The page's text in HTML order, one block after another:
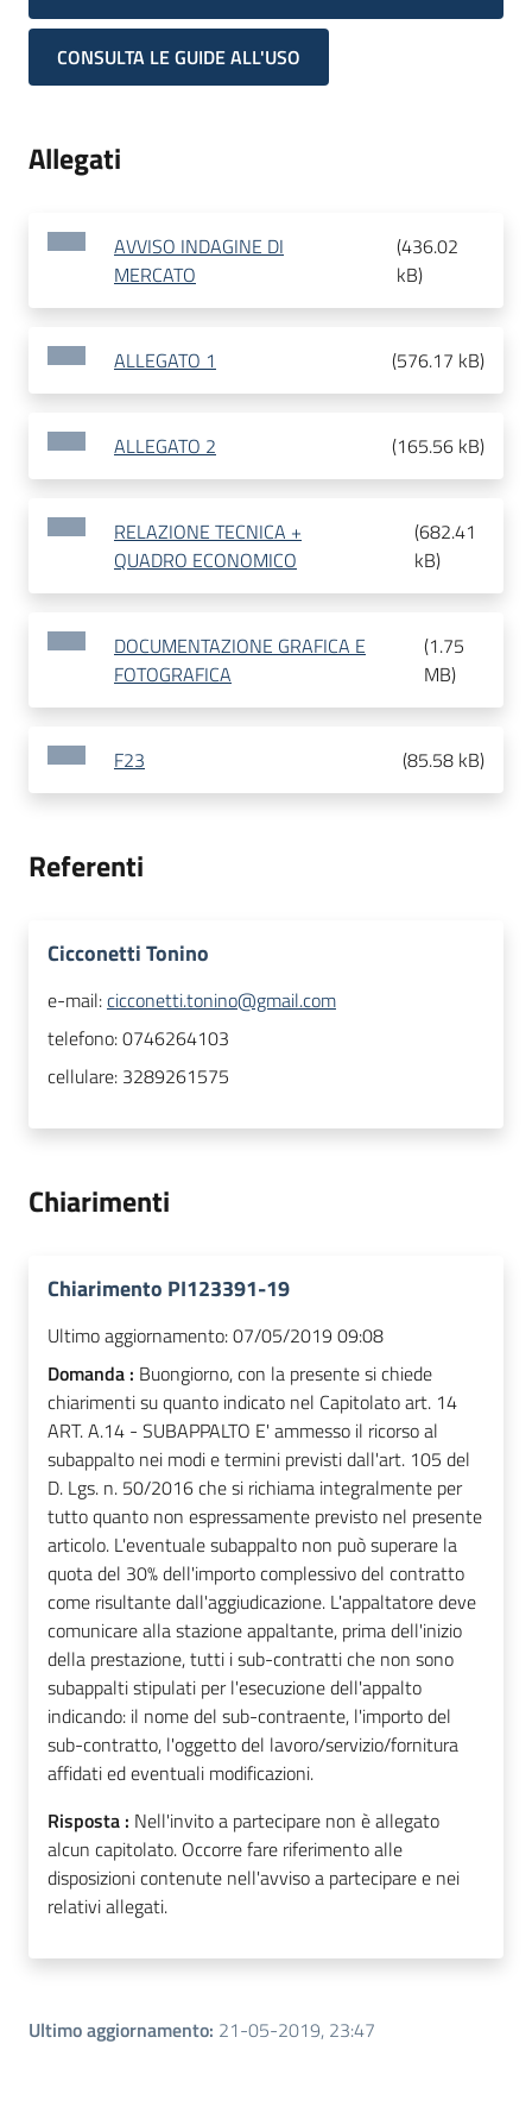
CONSULTA LE GUIDE ALL'USO
Allegati
AVVISO INDAGINE DI
MERCATO
(436.02
kB)
ALLEGATO 1 (576.17 kB)
ALLEGATO 2 (165.56 kB)
RELAZIONE TECNICA +
QUADRO ECONOMICO
(682.41
kB)
DOCUMENTAZIONE GRAFICA E
FOTOGRAFICA
(1.75
MB)
F23 (85.58 kB)
Referenti
Cicconetti Tonino
e-mail:cicconetti.tonino@gmail.com
telefono:0746264103
cellulare: 3289261575
Chiarimenti
Chiarimento PI123391-19
Ultimo aggiornamento:07/05/2019 09:08
Domanda : Buongiorno, con la presente si chiede
chiarimenti su quanto indicato nel Capitolato art. 14
ART. A.14 - SUBAPPALTO E' ammesso il ricorso al
subappalto nei modi e termini previsti dall'art. 105 del
D. Lgs. n. 50/2016 che si richiama integralmente per
tutto quanto non espressamente previsto nel presente
articolo. L'eventuale subappalto non può superare la
quota del 30% dell'importo complessivo del contratto
come risultante dall'aggiudicazione. L'appaltatore deve
comunicare alla stazione appaltante, prima dell'inizio
della prestazione, tutti i sub-contratti che non sono
subappalti stipulati per l'esecuzione dell'appalto
indicando: il nome del sub-contraente, l'importo del
sub-contratto, l'oggetto del lavoro/servizio/fornitura
affidati ed eventuali modificazioni.
Risposta : Nell'invito a partecipare non è allegato
alcun capitolato. Occorre fare riferimento alle
disposizioni contenute nell'avviso a partecipare e nei
relativi allegati.
Ultimo aggiornamento: 21-05-2019, 23:47